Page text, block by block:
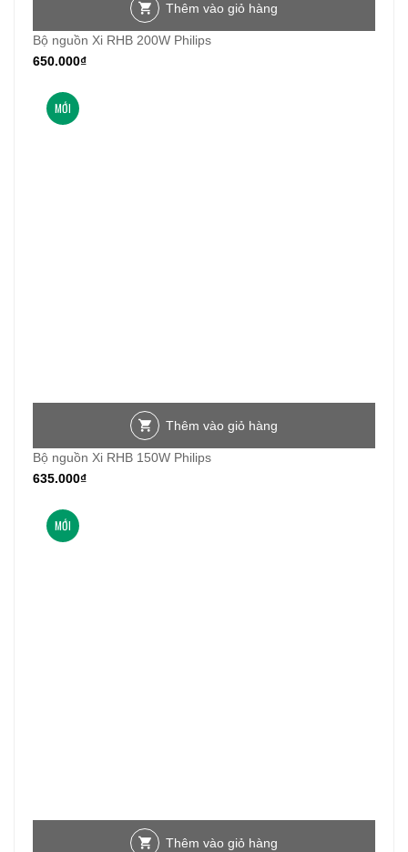
Thêm vào giỏ hàng
Bộ nguồn Xi RHB 200W Philips
650.000₫
MỚI
Thêm vào giỏ hàng
Bộ nguồn Xi RHB 150W Philips
635.000₫
MỚI
Thêm vào giỏ hàng